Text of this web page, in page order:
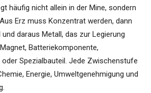
häufig nicht allein in der Mine, sondern
Erz muss Konzentrat werden, dann
daraus Metall, das zur Legierung
Batteriekomponente,
Spezialbauteil. Jede Zwischenstufe
Energie, Umweltgenehmigung und